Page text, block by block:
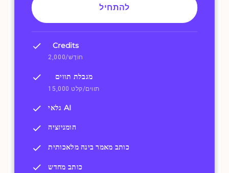
להתחיל
Credits
2,000/חוֹדֶשׁ
מגבלת תווים
15,000 תווים/קלט
גלאי AI
הומניזציה
כותב מאמר בינה מלאכותית
כותב מחדש